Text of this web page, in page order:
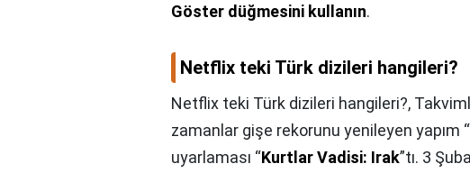
Göster düğmesini kullanın.
Netflix teki Türk dizileri hangileri?
Netflix teki Türk dizileri hangileri?,
zamanlar gişe rekorunu yenileyen
uyarlaması “Kurtlar Vadisi: Irak”tı. 3